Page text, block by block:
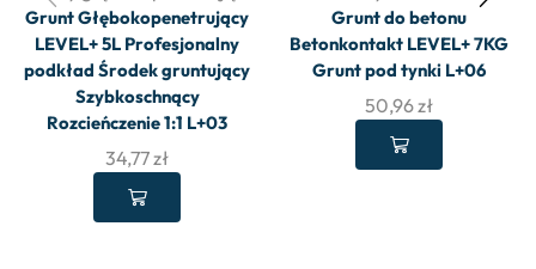
Grunt Głębokopenetrujący
LEVEL+ 5L Profesjonalny
podkład Środek gruntujący
Szybkoschnący
Rozcieńczenie 1:1 L+03
34,77zł
Grunt do betonu
Betonkontakt LEVEL+ 7KG
Grunt pod tynki L+06
50,96zł